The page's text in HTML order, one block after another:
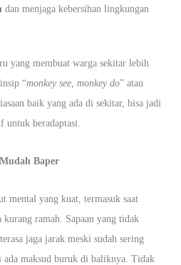
dan menjaga kebersihan lingkungan
yang membuat warga sekitar lebih
“monkey see, monkey do” atau
baik yang ada di sekitar, bisa jadi
untuk beradaptasi.
Baper
mental yang kuat, termasuk saat
kurang ramah. Sapaan yang tidak
jaga jarak meski sudah sering
maksud buruk di baliknya. Tidak